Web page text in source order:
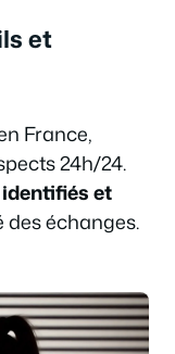
et
France,
24h/24.
et
échanges.